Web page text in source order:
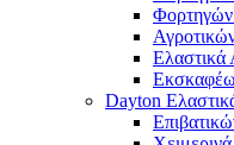
Ελαστικά
Dayton